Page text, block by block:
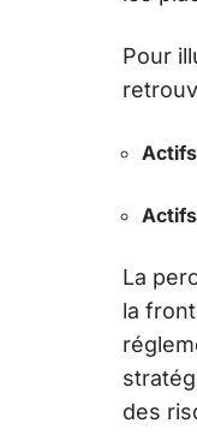
Pour
La
la
des